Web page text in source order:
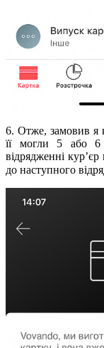
6. Отже, замовив я
її могли 5 або 6
відрядженні
до наступного